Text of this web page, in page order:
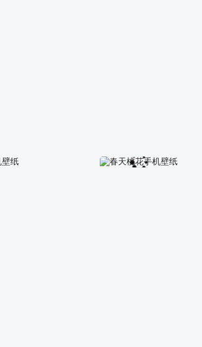
冬天森林树路风景手机壁